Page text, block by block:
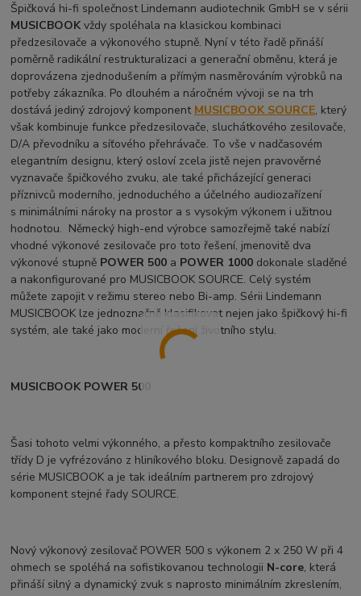
Špičková hi-fi společnost Lindemann audiotechnik GmbH se v sérii
MUSICBOOK vždy spoléhala na klasickou kombinaci
předzesilovače a výkonového stupně. Nyní v této řadě přináší
poměrně radikální restrukturalizaci a generační obměnu, která je
doprovázena zjednodušením a přímým nasměrováním výrobků na
potřeby zákazníka. Po dlouhém a náročném vývoji se na trh
dostává jediný zdrojový komponent MUSICBOOK SOURCE, který
však kombinuje funkce předzesilovače, sluchátkového zesilovače,
D/A převodníku a síťového přehrávače. To vše v nadčasovém
elegantním designu, který osloví zcela jistě nejen pravověrné
vyznavače špičkového zvuku, ale také přicházející generaci
příznivců moderního, jednoduchého a účelného audiozařízení
s minimálními nároky na prostor a s vysokým výkonem i užitnou
hodnotou. Německý high-end výrobce samozřejmě také nabízí
vhodné výkonové zesilovače pro toto řešení, jmenovitě dva
výkonové stupně POWER 500 a POWER 1000 dokonale sladěné
a nakonfigurované pro MUSICBOOK SOURCE. Celý systém
můžete zapojit v režimu stereo nebo Bi-amp. Sérii Lindemann
MUSICBOOK lze jednoznačně klasifikovat nejen jako špičkový hi-fi
systém, ale také jako moderní řešení životního stylu.
MUSICBOOK POWER 500
Šasi tohoto velmi výkonného, a přesto kompaktního zesilovače
třídy D je vyfrézováno z hliníkového bloku. Designově zapadá do
série MUSICBOOK a je tak ideálním partnerem pro zdrojový
komponent stejné řady SOURCE.
Nový výkonový zesilovač POWER 500 s výkonem 2 x 250 W při 4
ohmech se spoléhá na sofistikovanou technologii N-core, která
přináší silný a dynamický zvuk s naprosto minimálním zkreslením,